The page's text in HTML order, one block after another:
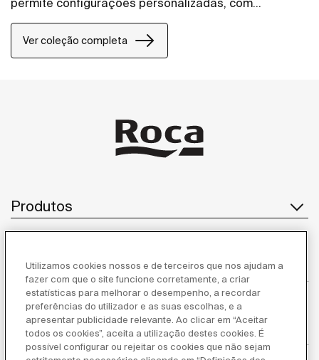
permite configurações personalizadas, com
diferentes combinações de gavetas, portas e
prateleiras, adaptando-se a diversas necessidades
de casa de banho.
Ver coleção completa
Produtos
Serviço ao cliente
Sobre Nós
Utilizamos cookies nossos e de terceiros que nos ajudam a
fazer com que o site funcione corretamente, a criar
estatísticas para melhorar o desempenho, a recordar
preferências do utilizador e as suas escolhas, e a
apresentar publicidade relevante. Ao clicar em “Aceitar
todos os cookies”, aceita a utilização destes cookies. É
possível configurar ou rejeitar os cookies que não sejam